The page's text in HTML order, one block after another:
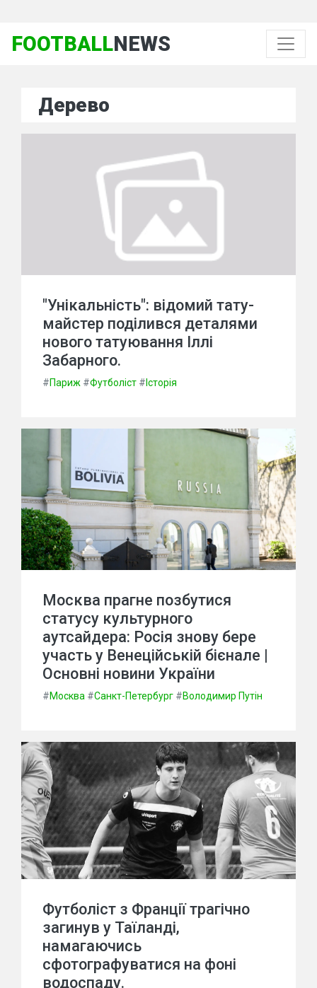
FOOTBALLNEWS
Дерево
"Унікальність": відомий тату-
майстер поділився деталями
нового татуювання Іллі
Забарного.
#Париж #Футболіст # Історія
Москва прагне позбутися
статусу культурного
аутсайдера: Росія знову бере
участь у Венеційській бієнале |
Основні новини України
#Москва #Санкт-Петербург #Володимир Путін
Футболіст з Франції трагічно
загинув у Таїланді,
намагаючись
сфотографуватися на фоні
водоспаду.